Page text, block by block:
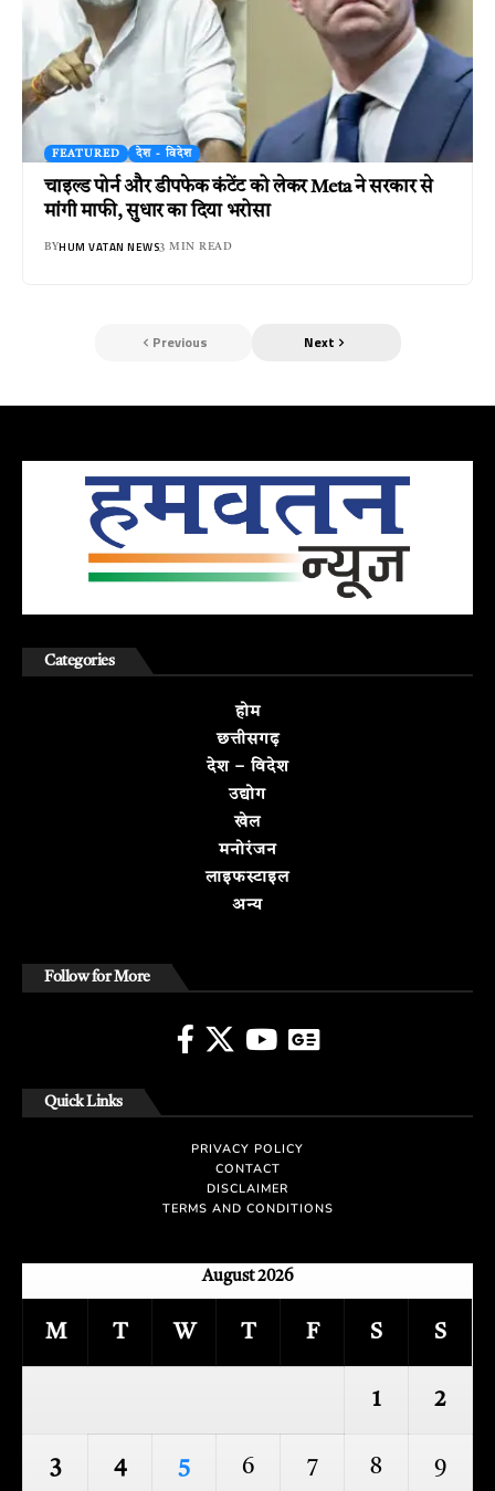
FEATURED देश - विदेश
चाइल्ड पोर्न और डीपफेक कंटेंट को लेकर Meta ने सरकार से
मांगी माफी, सुधार का दिया भरोसा
BYHUM VATAN NEWS3 MIN READ
Previous Next
Categories
होम
छत्तीसगढ़
देश – विदेश
उद्योग
खेल
मनोरंजन
लाइफस्टाइल
अन्य
Follow for More
Quick Links
PRIVACY POLICY
CONTACT
DISCLAIMER
TERMS AND CONDITIONS
August 2026
M T W T F S S
1 2
3 4 5 6 7 8 9